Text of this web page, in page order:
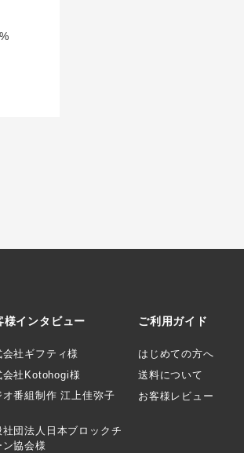
様インタビュー
会社ギフティ様
会社Kotohogi様
オ番組制作 江上佳弥子
社団法人日本ブロックチ
ン協会様
ご利用ガイド
はじめての方へ
送料について
お客様レビュー